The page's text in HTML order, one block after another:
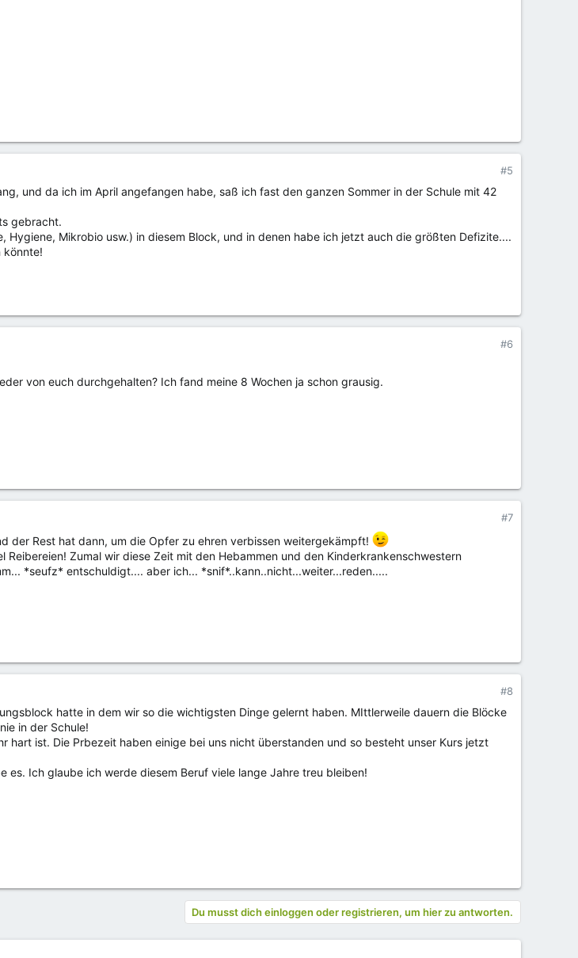
#5
und da ich im April angefangen habe, saß ich fast den ganzen Sommer in der Schule mit 42
gebracht.
Hygiene, Mikrobio usw.) in diesem Block, und in denen habe ich jetzt auch die größten Defizite....
könnte!
#6
von euch durchgehalten? Ich fand meine 8 Wochen ja schon grausig.
#7
der Rest hat dann, um die Opfer zu ehren verbissen weitergekämpft!
Zumal wir diese Zeit mit den Hebammen und den Kinderkrankenschwestern
*seufz* entschuldigt.... aber ich... *snif*..kann..nicht...weiter...reden.....
#8
hatte in dem wir so die wichtigsten Dinge gelernt haben. MIttlerweile dauern die Blöcke
in der Schule!
hart ist. Die Prbezeit haben einige bei uns nicht überstanden und so besteht unser Kurs jetzt
es. Ich glaube ich werde diesem Beruf viele lange Jahre treu bleiben!
Du musst dich einloggen oder registrieren, um hier zu antworten.